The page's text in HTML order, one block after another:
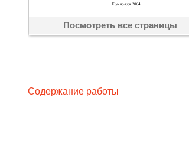
Посмотреть все страницы
Содержание работы